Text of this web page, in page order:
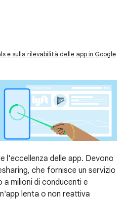
e sulla rilevabilità delle app in Google
l'eccellenza delle app. Devono
che fornisce un servizio
a milioni di conducenti e
lenta o non reattiva